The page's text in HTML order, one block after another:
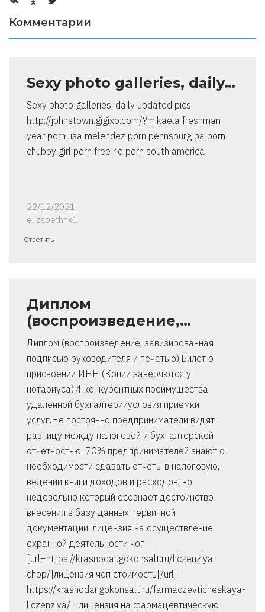
Комментарии
Sexy photo galleries, daily…
Sexy photo galleries, daily updated pics
http://johnstown.gigixo.com/?mikaela freshman
year porn lisa melendez porn pennsburg pa porn
chubby girl porn free rio porn south america
22/12/2021
elizabethhx1
Ответить
Диплом
(воспроизведение,…
Диплом (воспроизведение, завизированная
подписью руководителя и печатью);Билет о
присвоении ИНН (Копии заверяются у
нотариуса);4 конкурентных преимущества
удаленной бухгалтерииусловия приемки
услуг.Не постоянно предприниматели видят
разницу между налоговой и бухгалтерской
отчетностью. 70% предпринимателей знают о
необходимости сдавать отчеты в налоговую,
ведении книги доходов и расходов, но
недовольно который осознает достоинство
внесения в базу данных первичной
документации. лицензия на осуществление
охранной деятельности чоп
[url=https://krasnodar.gokonsalt.ru/liczenziya-
chop/]лицензия чоп стоимость[/url]
https://krasnodar.gokonsalt.ru/farmaczevticheskaya-
liczenziya/ - лицензия на фармацевтическую